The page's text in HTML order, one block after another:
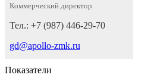
Коммерческий директор
Тел.: +7 (987) 446-29-70
gd@apollo-zmk.ru
Показатели